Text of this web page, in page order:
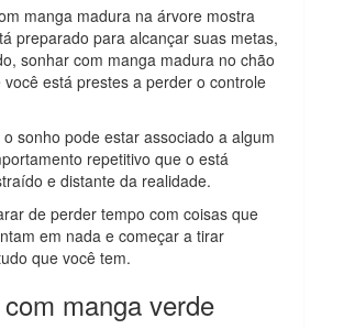
manga madura na árvore mostra
preparado para alcançar suas metas,
sonhar com manga madura no chão
você está prestes a perder o controle
o sonho pode estar associado a algum
repetitivo que o está
e distante da realidade.
de perder tempo com coisas que
em nada e começar a tirar
que você tem.
manga verde